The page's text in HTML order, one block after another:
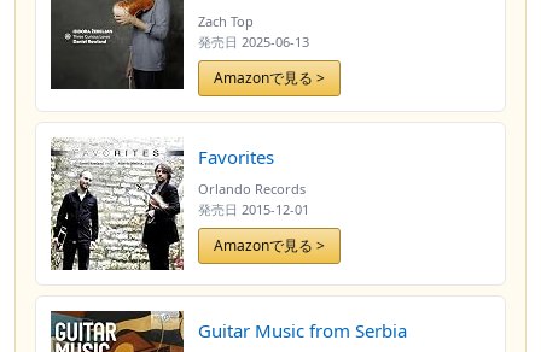
Zach Top
発売日 2025-06-13
Amazonで見る >
Favorites
Orlando Records
発売日 2015-12-01
Amazonで見る >
Guitar Music from Serbia